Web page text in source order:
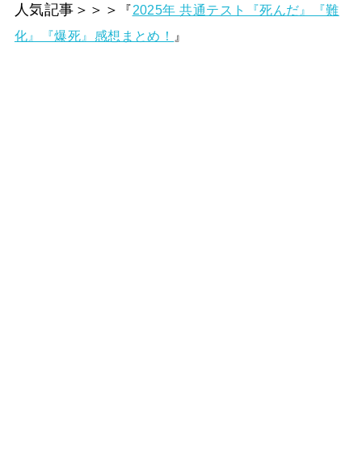
人気記事＞＞＞ 『2025年 共通テスト『死んだ』『難
化』『爆死』感想まとめ！
』